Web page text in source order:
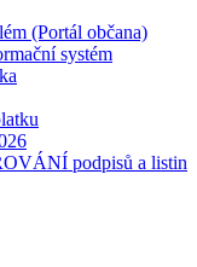
(Portál občana)
systém
podpisů a listin